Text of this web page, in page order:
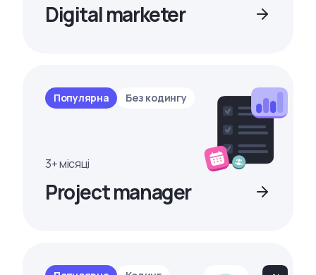
Digital marketer
Популярна Без кодингу
3+ місяці
Project manager